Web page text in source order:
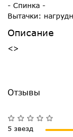
- Спинка -
Вытачки:
Описание
<>
Отзывы
5 звезд